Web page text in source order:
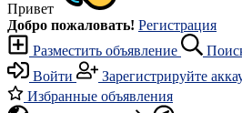
Привет
Добро пожаловать! Регистрация
Разместить объявление
Войти
Зарегистрируйте
Избранные объявления